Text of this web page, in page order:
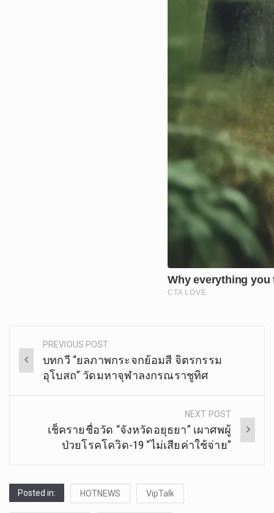
Post
navigation
PREVIOUS POST
บทกวี “ยลภาพกระจกย้อมสี จิตรกรรม
อุโบสถ” วัดมหาจุฬาลงกรณราชูทิศ
NEXT POST
เช็ครายชื่อวัด “จังหวัดอยุธยา” เผาศพผู้
ป่วยโรคโควิด-19 “ไม่เสียค่าใช้จ่าย”
Posted in: HOTNEWS VipTalk